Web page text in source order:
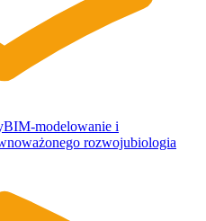
BIM-modelowanie i
rozwojubiologia